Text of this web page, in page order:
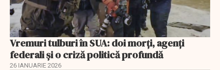
Vremuri tulburi în SUA: doi morți, agenți
federali și o criză politică profundă
26 IANUARIE 2026